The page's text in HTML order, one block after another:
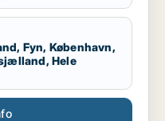
Fyn, København,
Hele